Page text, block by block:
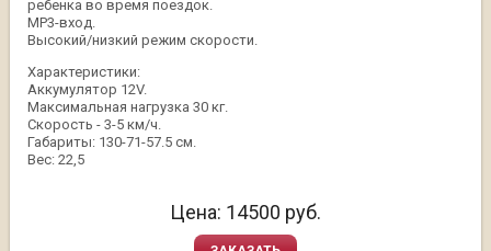
ребенка во время поездок.
МР3-вход.
Высокий/низкий режим скорости.
Характеристики:
Аккумулятор 12V.
Максимальная нагрузка 30 кг.
Скорость - 3-5 км/ч.
Габариты: 130-71-57.5 см.
Вес: 22,5
Цена: 14500 руб.